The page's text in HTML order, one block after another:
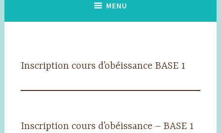
MENU
Inscription cours d’obéissance BASE 1
Inscription cours d’obéissance – BASE 1